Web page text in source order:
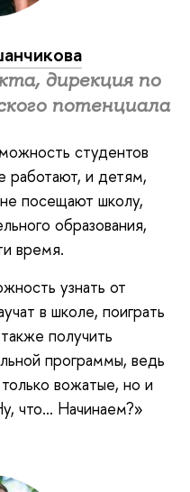
дирекция по
потенциала
студентов
работают, и детям,
посещают школу,
образования,
время.
узнать от
в школе, поиграть
получить
программы, ведь
вожатые, но и
что… Начинаем?»